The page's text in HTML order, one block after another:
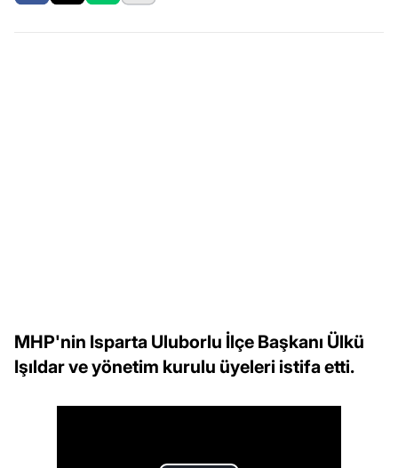
MHP'nin Isparta Uluborlu İlçe Başkanı Ülkü
Işıldar ve yönetim kurulu üyeleri istifa etti.